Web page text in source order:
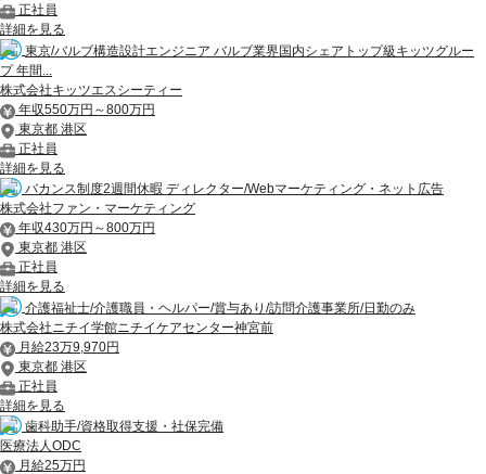
正社員
詳細を見る
東京/バルブ構造設計エンジニア バルブ業界国内シェアトップ級キッツグルー
プ 年間...
株式会社キッツエスシーティー
年収550万円～800万円
東京都 港区
正社員
詳細を見る
バカンス制度2週間休暇 ディレクター/Webマーケティング・ネット広告
株式会社ファン・マーケティング
年収430万円～800万円
東京都 港区
正社員
詳細を見る
介護福祉士/介護職員・ヘルパー/賞与あり/訪問介護事業所/日勤のみ
株式会社ニチイ学館ニチイケアセンター神宮前
月給23万9,970円
東京都 港区
正社員
詳細を見る
歯科助手/資格取得支援・社保完備
医療法人ODC
月給25万円